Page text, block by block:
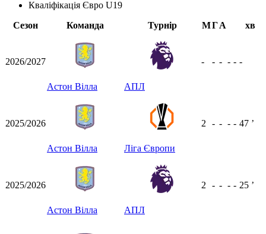
Кваліфікація Євро U19
Сезон
Команда Турнір МГА хв
2026/2027
Астон Вілла АПЛ
- - - - - -
2025/2026
Астон Вілла Ліга Європи
2 - - - - 47 ʼ
2025/2026
Астон Вілла АПЛ
2 - - - - 25 ʼ